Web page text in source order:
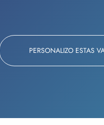
PERSONALIZO ESTAS